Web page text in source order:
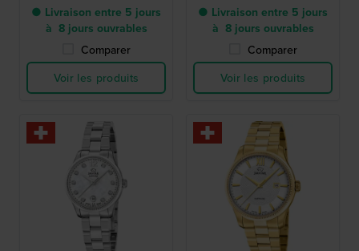
● Livraison entre 5 jours
à 8 jours ouvrables
Comparer
Voir les produits
● Livraison entre 5 jours
à 8 jours ouvrables
Comparer
Voir les produits